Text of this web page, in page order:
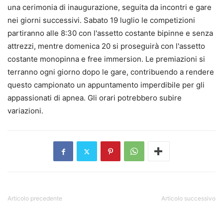
una cerimonia di inaugurazione, seguita da incontri e gare
nei giorni successivi. Sabato 19 luglio le competizioni
partiranno alle 8:30 con l'assetto costante bipinne e senza
attrezzi, mentre domenica 20 si proseguirà con l'assetto
costante monopinna e free immersion. Le premiazioni si
terranno ogni giorno dopo le gare, contribuendo a rendere
questo campionato un appuntamento imperdibile per gli
appassionati di apnea. Gli orari potrebbero subire
variazioni.
Articolo precedente Articolo successivo